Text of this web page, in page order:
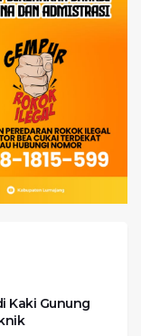
Kaki Gunung